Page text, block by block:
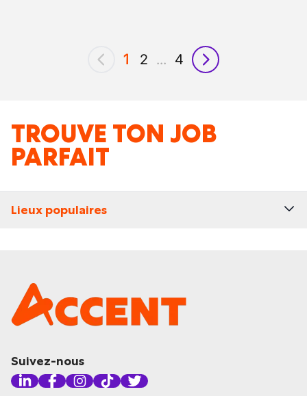
précédent
1 2 ... 4
suivant
TROUVE TON JOB
PARFAIT
Lieux populaires
Suivez-nous